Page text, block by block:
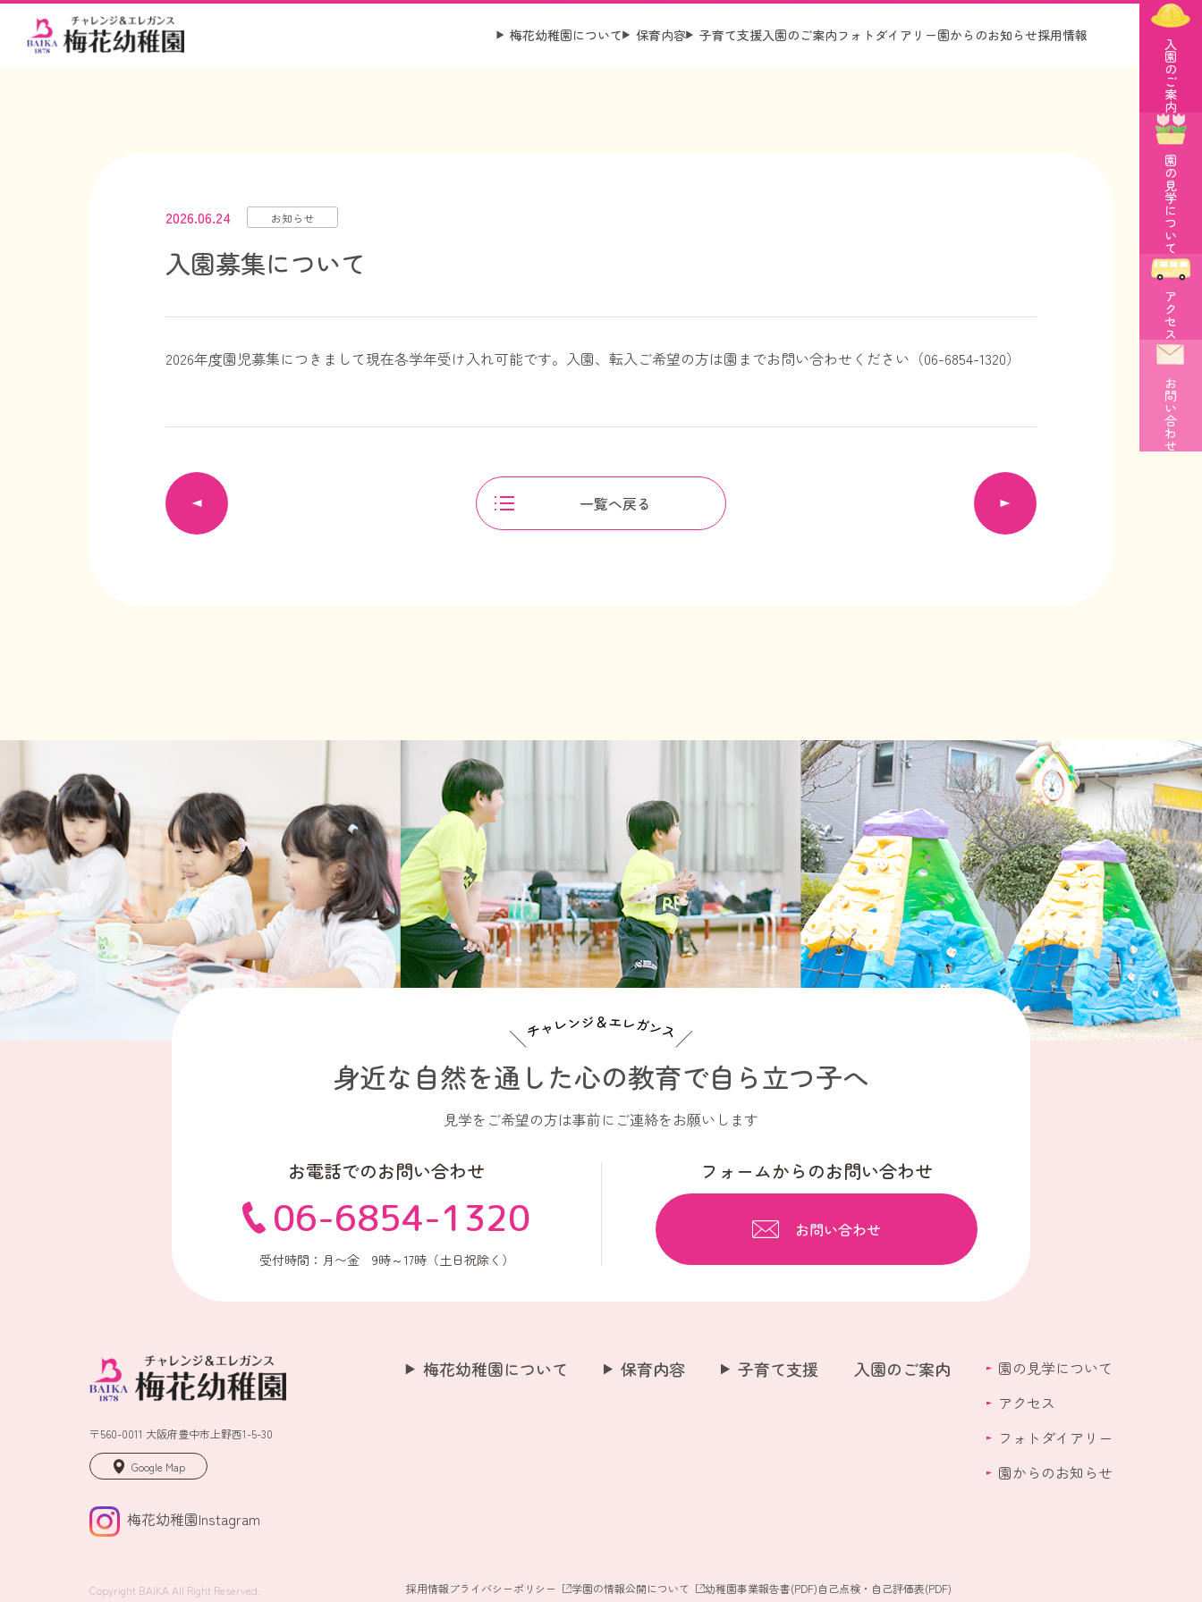
入
園
の
ご
案
内
園
の
見
学
に
つ
い
て
ア
ク
セ
ス
お
問
い
合
わ
せ
梅花幼稚園について 保育内容 子育て支援入園のご案内フォトダイアリー園からのお知らせ採用情報
2026.06.24 お知らせ
入園募集について
2026年度園児募集につきまして現在各学年受け入れ可能です。入園、転入ご希望の方は園までお問い合わせください（06-6854-1320）
前の記事へ
一覧へ戻る
次の記事へ
チャレンジ＆エレガンス
身近な自然を通した心の教育で自ら立つ子へ
見学をご希望の方は事前にご連絡をお願いします
お電話でのお問い合わせ
06-6854-1320
受付時間：月〜金 9時～17時（土日祝除く）
フォームからのお問い合わせ
お問い合わせ
〒560-0011 大阪府豊中市上野西1-5-30
Google Map
梅花幼稚園Instagram
梅花幼稚園について 保育内容 子育て支援 入園のご案内
園の見学について
アクセス
フォトダイアリー
園からのお知らせ
採用情報プライバシーポリシー 学園の情報公開について 幼稚園事業報告書(PDF)自己点検・自己評価表(PDF)
Copyright BAIKA All Right Reserved.